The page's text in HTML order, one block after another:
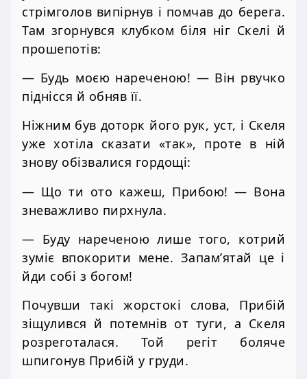
стрімголов випірнув і помчав до берега.
Там згорнувся клубком біля ніг Скелі й
прошепотів:
— Будь моєю нареченою! — Він рвучко
піднісся й обняв її.
Ніжним був доторк його рук, уст, і Скеля
уже хотіла сказати «так», проте в ній
знову обізвалися гордощі:
— Що ти ото кажеш, Прибою! — Вона
зневажливо пирхнула.
— Буду нареченою лише того, котрий
зуміє впокорити мене. Запам’ятай це і
йди собі з богом!
Почувши такі жорстокі слова, Прибій
зіщулився й потемнів от туги, а Скеля
розреготалася. Той регіт боляче
шпигонув Прибій у груди.